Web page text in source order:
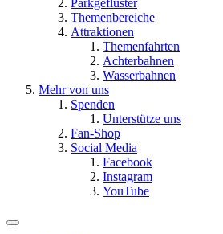
Parkgeflüster
Themenbereiche
Attraktionen
Themenfahrten
Achterbahnen
Wasserbahnen
Mehr von uns
Spenden
Unterstütze uns
Fan-Shop
Social Media
Facebook
Instagram
YouTube